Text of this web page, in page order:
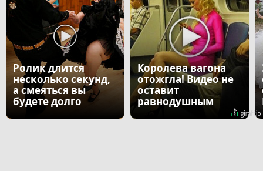
Ролик длится
несколько секунд,
а смеяться вы
будете долго
Королева вагона
отожгла! Видео не
оставит
равнодушным